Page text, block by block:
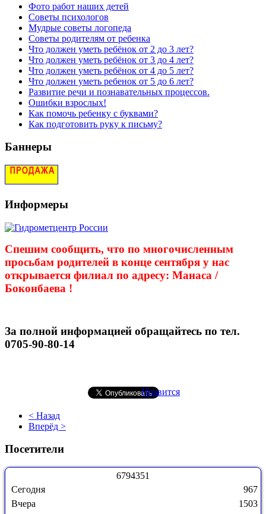
Фото работ наших детей
Советы психологов
Мудрые советы логопеда
Советы родителям от ребенка
Что должен уметь ребёнок от 2 до 3 лет?
Что должен уметь ребёнок от 3 до 4 лет?
Что должен уметь ребёнок от 4 до 5 лет?
Что должен уметь ребенок от 5 до 6 лет?
Развитие речи и познавательных процессов.
Ошибки взрослых!
Как помочь ребенку с буквами?
Как подготовить руку к письму?
Баннеры
Информеры
Спешим сообщить, что по многочисленным
просьбам родителей в конце сентября у нас
открывается филиал по адресу: Манаса /
Боконбаева !
За полной информацией обращайтесь по тел.
0705-90-80-14
Нравится
< Назад
Вперёд >
Посетители
6794351
Сегодня
Вчера
967
1503